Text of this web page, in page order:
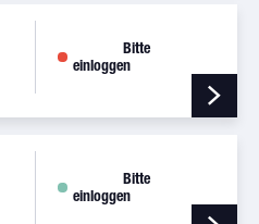
Bitte
einloggen
Bitte
einloggen